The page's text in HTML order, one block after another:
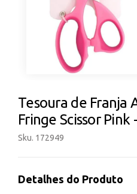
Tesoura de Franja
Fringe Scissor Pink
Sku. 172949
Detalhes do Produto